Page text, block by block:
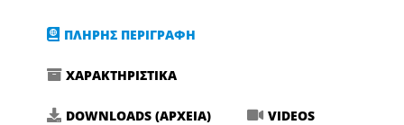
ΠΛΗΡΗΣ ΠΕΡΙΓΡΑΦΗ
ΧΑΡΑΚΤΗΡΙΣΤΙΚΑ
DOWNLOADS (ΑΡΧΕΙΑ) VIDEOS